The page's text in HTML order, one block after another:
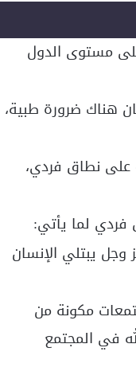
مستوى الدول
هناك ضرورة طبية،
على نطاق فردي،
فردي لما يأتي:
يبتلي الإنسان
مكونة من
في المجتمع